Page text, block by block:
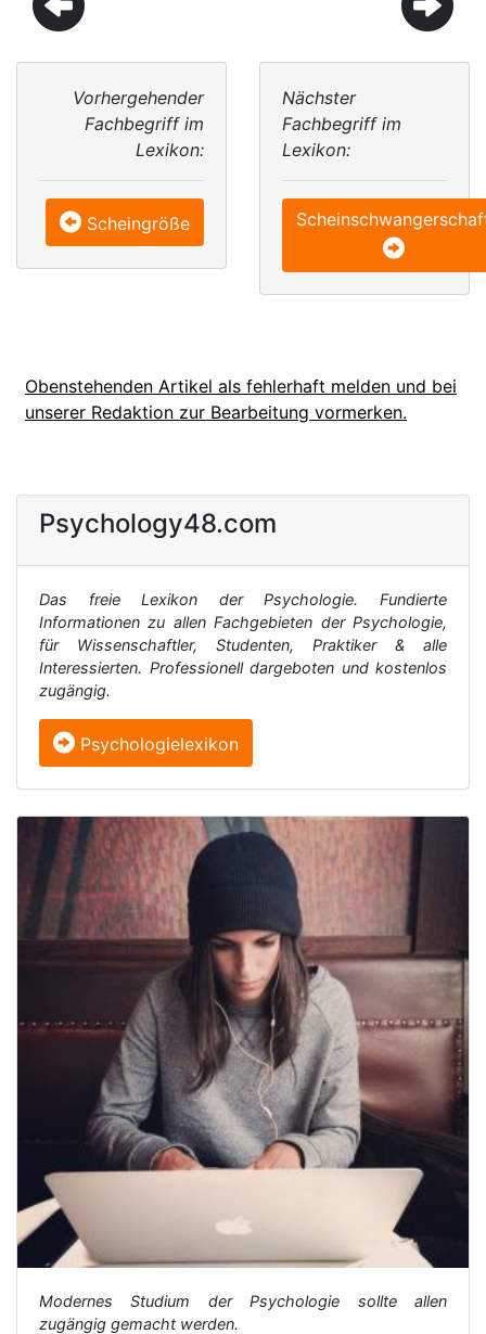
Vorhergehender
Fachbegriff im
Lexikon:
Scheingröße
Nächster
Fachbegriff im
Lexikon:
Obenstehenden Artikel als fehlerhaft melden und bei
unserer Redaktion zur Bearbeitung vormerken.
Psychology48.com
Das freie Lexikon der Psychologie. Fundierte
Informationen zu allen Fachgebieten der Psychologie,
für Wissenschaftler, Studenten, Praktiker & alle
Interessierten. Professionell dargeboten und kostenlos
zugängig.
Psychologielexikon
Modernes Studium der Psychologie sollte allen
zugängig gemacht werden.